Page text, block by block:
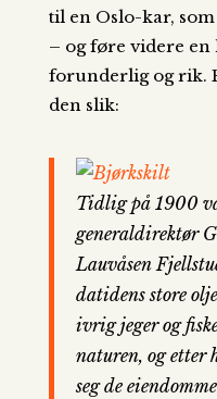
til en Oslo-kar,
– og føre videre
forunderlig og rik.
den slik:
Tidlig på 1900
generaldirektør
Lauvåsen
datidens store
ivrig jeger og
naturen, og etter
seg de